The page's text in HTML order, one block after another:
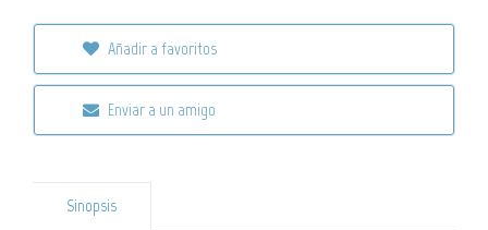
Añadir a favoritos
Enviar a un amigo
Sinopsis